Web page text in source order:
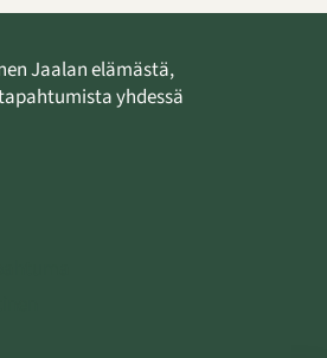
Jaalan elämästä,
yhdessä